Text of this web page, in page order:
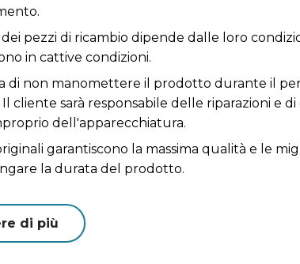
pezzi di ricambio dipende dalle loro
in cattive condizioni.
di non manomettere il prodotto durante il
Il cliente sarà responsabile delle riparazioni
dell'apparecchiatura.
garantiscono la massima qualità e le
la durata del prodotto.
di più